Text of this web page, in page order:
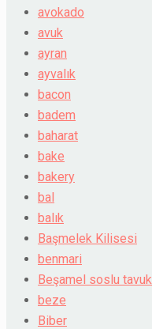
avokado
avuk
ayran
ayvalık
bacon
badem
baharat
bake
bakery
bal
balık
Başmelek Kilisesi
benmari
Beşamel soslu tavuk
beze
Biber